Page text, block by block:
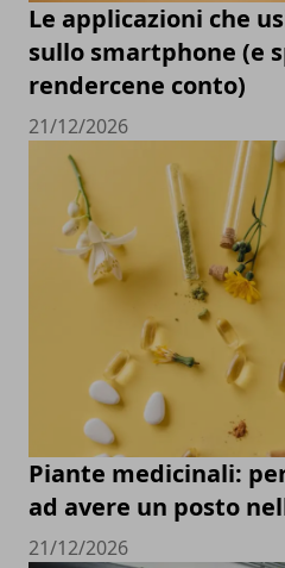
Le applicazioni che
sullo smartphone (e
rendercene conto)
21/12/2026
Piante medicinali:
ad avere un posto
21/12/2026